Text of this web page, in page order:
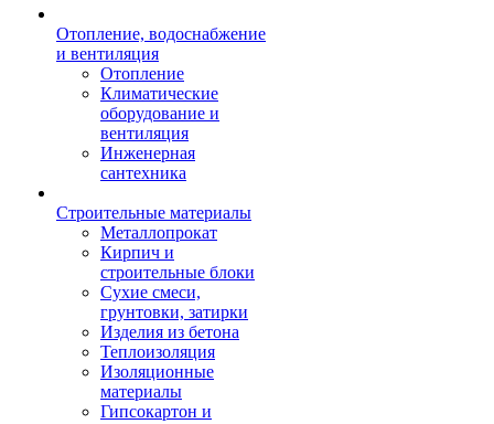
Отопление, водоснабжение
и вентиляция
Отопление
Климатические
оборудование и
вентиляция
Инженерная
сантехника
Строительные материалы
Металлопрокат
Кирпич и
строительные блоки
Сухие смеси,
грунтовки, затирки
Изделия из бетона
Теплоизоляция
Изоляционные
материалы
Гипсокартон и